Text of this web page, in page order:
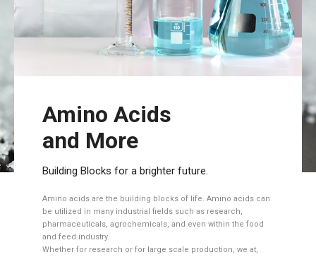
Amino Acids
and More
Building Blocks for a brighter future.
Amino acids are the building blocks of life. Amino acids can
be utilized in many industrial fields such as research,
pharmaceuticals, agrochemicals, and even within the food
and feed industry.
Whether for research or for large scale production, we at,